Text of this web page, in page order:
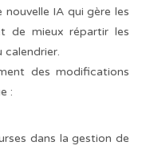
IA qui gère les
de mieux répartir les
calendrier.
des modifications
:
dans la gestion de